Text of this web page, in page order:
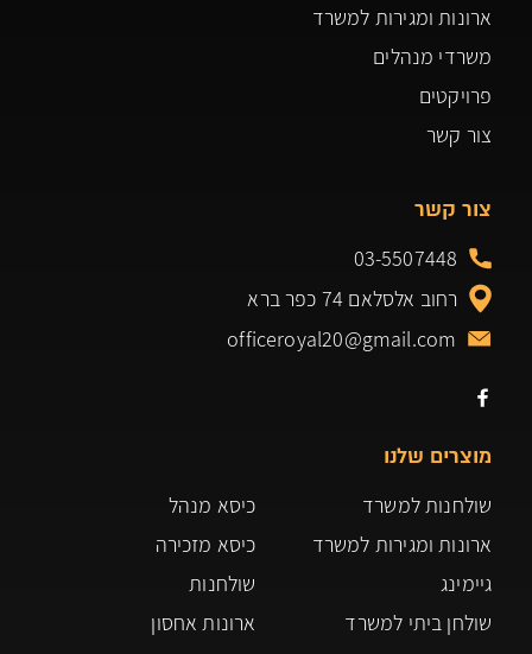
ארונות ומגירות למשרד
משרדי מנהלים
פרויקטים
צור קשר
מוצרים שלנו
שולחנות למשרד
ארונות ומגירות למשרד
גיימינג
שולחן ביתי למשרד
כיסא מנהל
כיסא מזכירה
שולחנות
ארונות אחסון
צור קשר
03-5507448
רחוב אלסלאם 74 כפר ברא
officeroyal20@gmail.com